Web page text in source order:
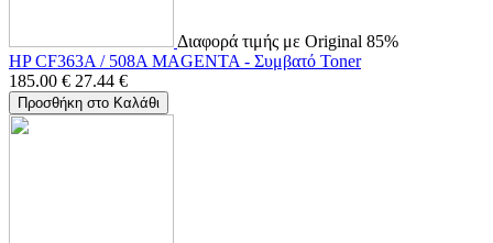
Διαφορά τιμής με Original 85%
HP CF363A / 508A MAGENTA - Συμβατό Toner
185.00 € 27.44 €
Προσθήκη στο Καλάθι